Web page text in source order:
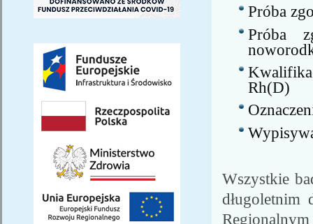
Próba
Próba
Rh(D)
Wszystkie
długoletnim